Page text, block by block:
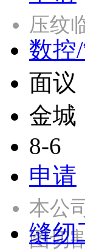
压纹
数控
面议
金
8-6
申请
本公
图切
缝纫